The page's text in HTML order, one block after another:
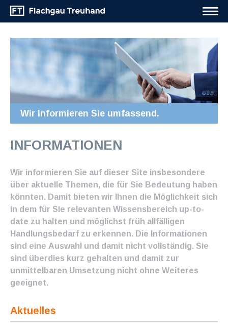
Wir informieren Sie umfassend.
INFORMATIONEN
Wir informieren Sie auf dieser Site insbesondere
über aktuelle Themen, die für Sie Bedeutung haben
könnten. Damit bieten wir Ihnen die Möglichkeit sich
in dem für Sie relevanten Wissensbereich up-to-
date zu halten und möglichst früh allfälligen
Handlungsbedarf zu erkennen. Die Informationen
sind eine Auswahl und damit nicht vollständig. Sie
sind überdies kurz gehalten und damit zur
unmittelbaren Umsetzung nicht ohne Weiteres
geeignet.
Aktuelles